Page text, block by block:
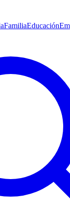
FamiliaEducación